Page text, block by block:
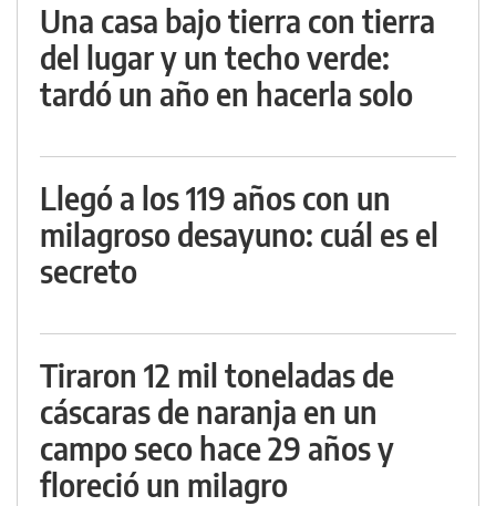
Una casa bajo tierra con tierra
del lugar y un techo verde:
tardó un año en hacerla solo
Llegó a los 119 años con un
milagroso desayuno: cuál es el
secreto
Tiraron 12 mil toneladas de
cáscaras de naranja en un
campo seco hace 29 años y
floreció un milagro